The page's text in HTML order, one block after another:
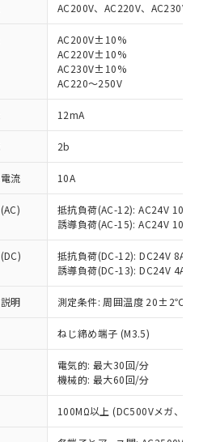
AC200V、AC220V、AC230V
AC200V±10%
AC220V±10%
AC230V±10%
AC220～250V
12mA
2b
流 10A
抵抗負荷(AC-12): AC24V 10A/
誘導負荷(AC-15): AC24V
抵抗負荷(DC-12): DC24V 8A/
誘導負荷(DC-13): DC24V 4A/
明 測定条件: 周囲温度 20±2℃、
ねじ締め端子 (M3.5)
電気的: 最大30回/分
機械的: 最大60回/分
100MΩ以上 (DC500Vメガ、点
いただき、同意のうえ
、当社制御機器事業取扱
庫状況および標準価格
せていただくもので
対象外となる商品もある
ください。
び標準価格照会結果は、
更新日時点での社内デー
成されるものであり、閲
での実際の在庫および標
指令（10物質）の
品が提供可能な商品で
指令（10物質）の非含
切り替える予定のある
RoHS指令（10物質）の
品で、対応品を出す予
RoHS指令（10物質）の
調査中または確認中の
ス料など無形物で、有
ない商品です。
り、非含有部品として
と判明した場合などや
とがあります。
銀(Hg) 1000ppm以下、 カド
以下、ポリ臭化ビフェニル
表
料含有率が中国RoHSの
とを示します。
含有率が中国RoHSの
ことを示します。
。当社販売部門へお問
値 (GB/T26572)：
銀) : 1000ppm、 Cd(カドミウ
ら貴社製品のうち、外国
国貿易法に定める商品
物等」という）を輸出
の提供する場合は、日本
可(または役務取引許
などの必要な手続きを